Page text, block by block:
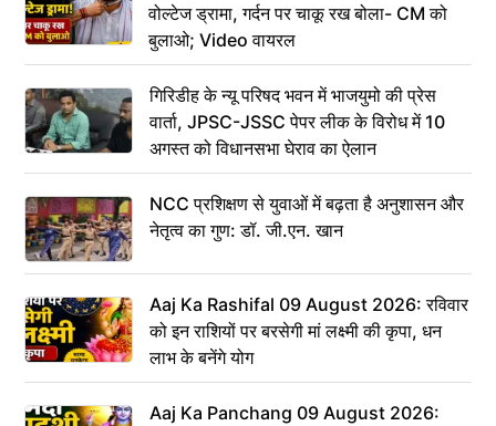
वोल्टेज ड्रामा, गर्दन पर चाकू रख बोला- CM को
बुलाओ; Video वायरल
गिरिडीह के न्यू परिषद भवन में भाजयुमो की प्रेस
वार्ता, JPSC-JSSC पेपर लीक के विरोध में 10
अगस्त को विधानसभा घेराव का ऐलान
NCC प्रशिक्षण से युवाओं में बढ़ता है अनुशासन और
नेतृत्व का गुण: डॉ. जी.एन. खान
Aaj Ka Rashifal 09 August 2026: रविवार
को इन राशियों पर बरसेगी मां लक्ष्मी की कृपा, धन
लाभ के बनेंगे योग
Aaj Ka Panchang 09 August 2026: